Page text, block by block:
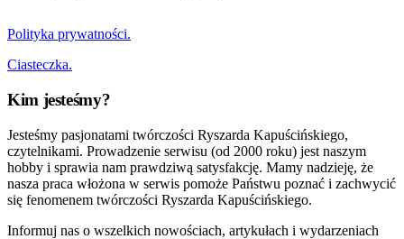
Polityka prywatności.
Ciasteczka.
Kim jesteśmy?
Jesteśmy pasjonatami twórczości Ryszarda Kapuścińskiego,
czytelnikami. Prowadzenie serwisu (od 2000 roku) jest naszym
hobby i sprawia nam prawdziwą satysfakcję. Mamy nadzieję, że
nasza praca włożona w serwis pomoże Państwu poznać i zachwycić
się fenomenem twórczości Ryszarda Kapuścińskiego.
Informuj nas o wszelkich nowościach, artykułach i wydarzeniach